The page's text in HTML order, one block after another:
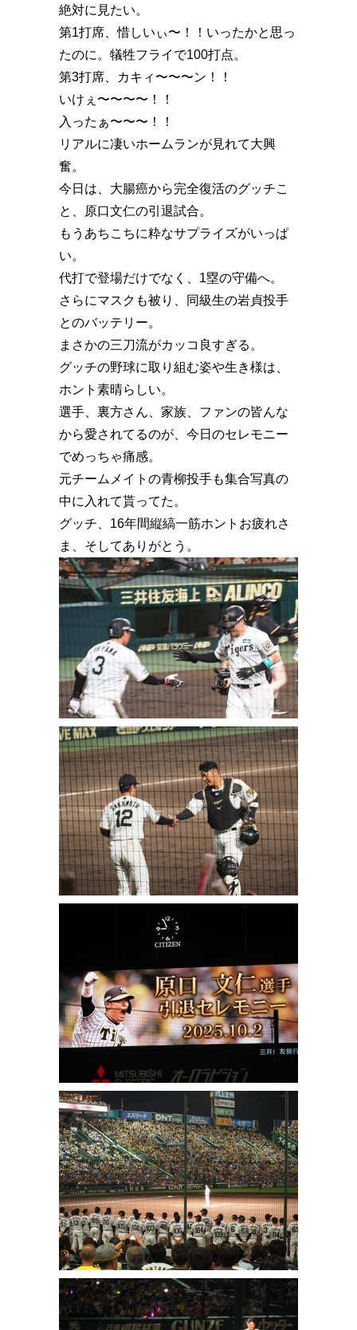
絶対に見たい。
第1打席、惜しいぃ〜！！いったかと思っ
たのに。犠牲フライで100打点。
第3打席、カキィ〜〜〜ン！！
いけぇ〜〜〜〜！！
入ったぁ〜〜〜！！
リアルに凄いホームランが見れて大興
奮。
今日は、大腸癌から完全復活のグッチこ
と、原口文仁の引退試合。
もうあちこちに粋なサプライズがいっぱ
い。
代打で登場だけでなく、1塁の守備へ。
さらにマスクも被り、同級生の岩貞投手
とのバッテリー。
まさかの三刀流がカッコ良すぎる。
グッチの野球に取り組む姿や生き様は、
ホント素晴らしい。
選手、裏方さん、家族、ファンの皆んな
から愛されてるのが、今日のセレモニー
でめっちゃ痛感。
元チームメイトの青柳投手も集合写真の
中に入れて貰ってた。
グッチ、16年間縦縞一筋ホントお疲れさ
ま、そしてありがとう。